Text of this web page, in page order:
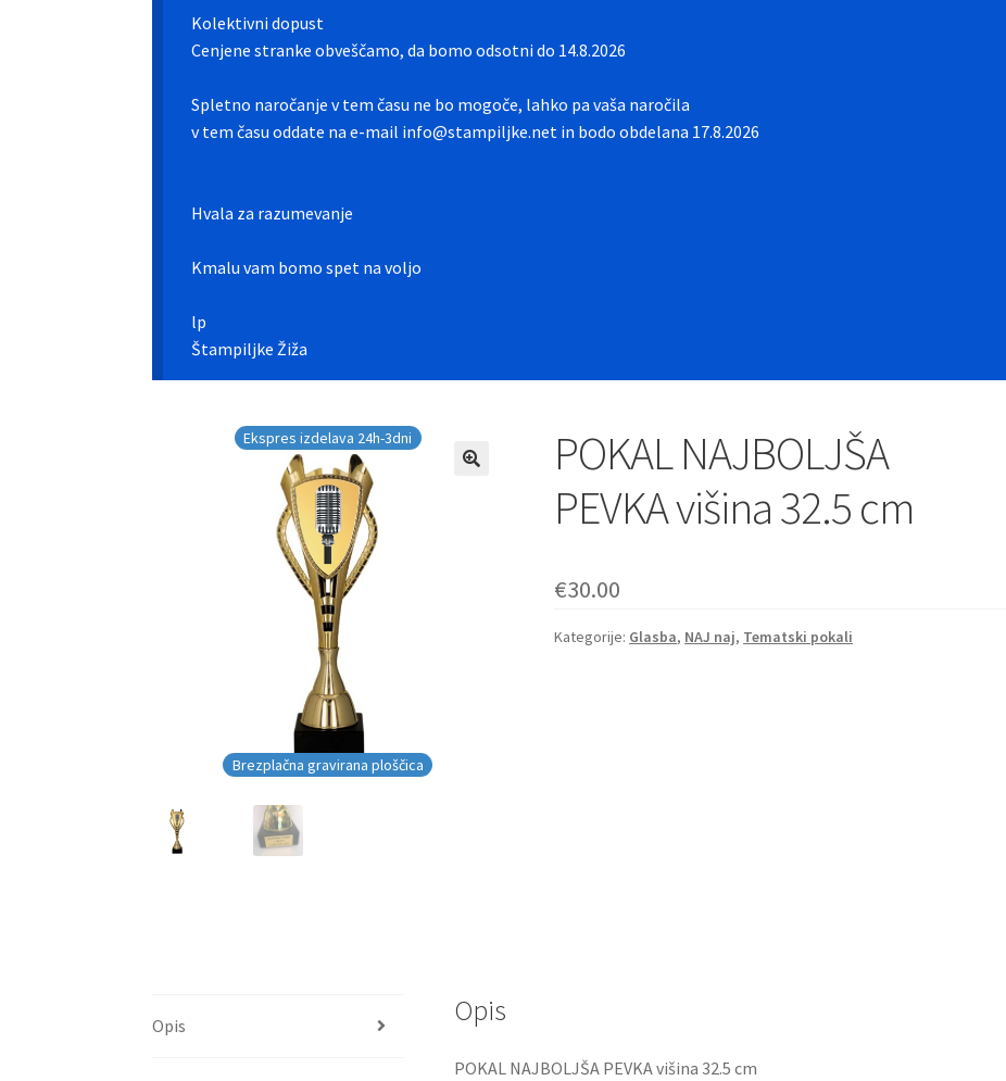
Kolektivni dopust
Cenjene stranke obveščamo, da bomo odsotni do 14.8.2026
Spletno naročanje v tem času ne bo mogoče, lahko pa vaša naročila
v tem času oddate na e-mail info@stampiljke.net in bodo obdelana 17.8.2026
Hvala za razumevanje
Kmalu vam bomo spet na voljo
lp
Štampiljke Žiža
Brezplačna gravirana ploščica
Ekspres izdelava 24h-3dni
POKAL NAJBOLJŠA
PEVKA višina 32.5 cm
€30.00
Kategorije: Glasba, NAJ naj, Tematski pokali
Opis Opis
POKAL NAJBOLJŠA PEVKA višina 32.5 cm